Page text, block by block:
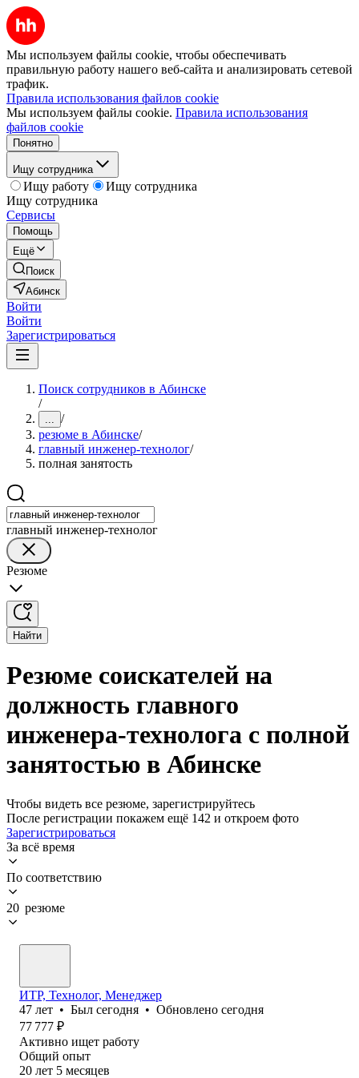
Мы используем файлы cookie, чтобы обеспечивать
правильную работу нашего веб-сайта и анализировать сетевой
трафик.
Правила использования файлов cookie
Мы используем файлы cookie. Правила использования
файлов cookie
Понятно
Ищу сотрудника
Ищу работу
Ищу сотрудника
Ищу сотрудника
Сервисы
Помощь
Ещё
Поиск
Абинск
Войти
Войти
Зарегистрироваться
Поиск сотрудников в Абинске
/
... /
резюме в Абинске/
главный инженер-технолог/
полная занятость
главный инженер-технолог
Резюме
Найти
Резюме соискателей на
должность главного
инженера-технолога с полной
занятостью в Абинске
Чтобы видеть все резюме, зарегистрируйтесь
После регистрации покажем ещё 142 и откроем фото
Зарегистрироваться
За всё время
По соответствию
20 резюме
ИТР, Технолог, Менеджер
47 лет • Был сегодня • Обновлено сегодня
77 777 ₽
Активно ищет работу
Общий опыт
20 лет 5 месяцев